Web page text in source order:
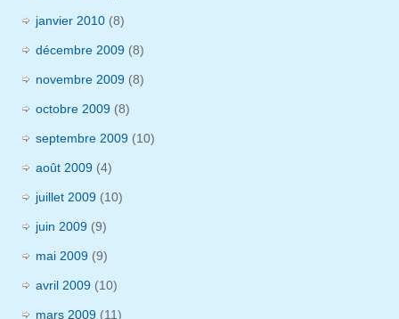
janvier 2010 (8)
décembre 2009 (8)
novembre 2009 (8)
octobre 2009 (8)
septembre 2009 (10)
août 2009 (4)
juillet 2009 (10)
juin 2009 (9)
mai 2009 (9)
avril 2009 (10)
mars 2009 (11)